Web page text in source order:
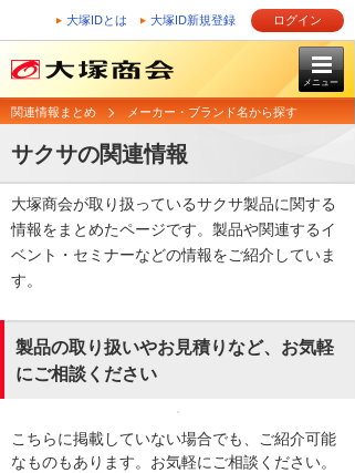
大塚IDとは 大塚ID新規登録 ログイン
メニュー
関連情報まとめ メーカー・ブランド名から探す
サクサの関連情報
大塚商会が取り扱っているサクサ製品に関する
情報をまとめたページです。製品や関連するイ
ベント・セミナーなどの情報をご紹介していま
す。
製品の取り扱いやお見積りなど、お気軽
にご相談ください
こちらに掲載していない場合でも、ご紹介可能
なものもあります。お気軽にご相談ください。